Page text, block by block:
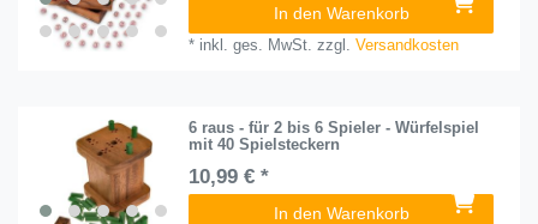
In den Warenkorb
* inkl. ges. MwSt. zzgl.Versandkosten
6 raus - für 2 bis 6 Spieler - Würfelspiel
mit 40 Spielsteckern
10,99 € *
In den Warenkorb